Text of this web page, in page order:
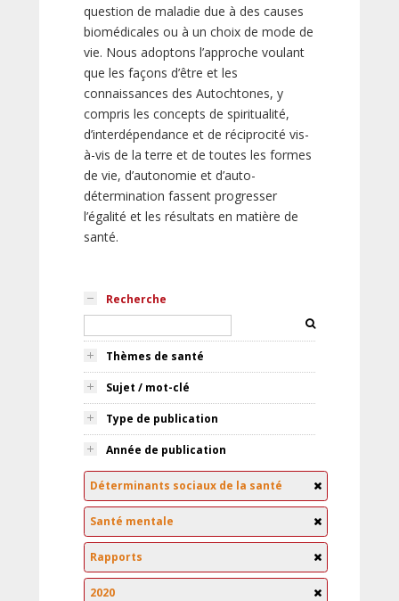
question de maladie due à des causes
biomédicales ou à un choix de mode de
vie. Nous adoptons l’approche voulant
que les façons d’être et les
connaissances des Autochtones, y
compris les concepts de spiritualité,
d’interdépendance et de réciprocité vis-
à-vis de la terre et de toutes les formes
de vie, d’autonomie et d’auto-
détermination fassent progresser
l’égalité et les résultats en matière de
santé.
Recherche
Thèmes de santé
Sujet / mot-clé
Type de publication
Année de publication
Déterminants sociaux de la santé
Santé mentale
Rapports
2020